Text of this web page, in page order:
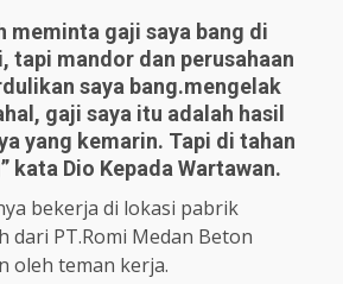
meminta gaji saya bang di
tapi mandor dan perusahaan
saya bang.mengelak
gaji saya itu adalah hasil
yang kemarin. Tapi di tahan
kata Dio Kepada Wartawan.
bekerja di lokasi pabrik
dari PT.Romi Medan Beton
oleh teman kerja.